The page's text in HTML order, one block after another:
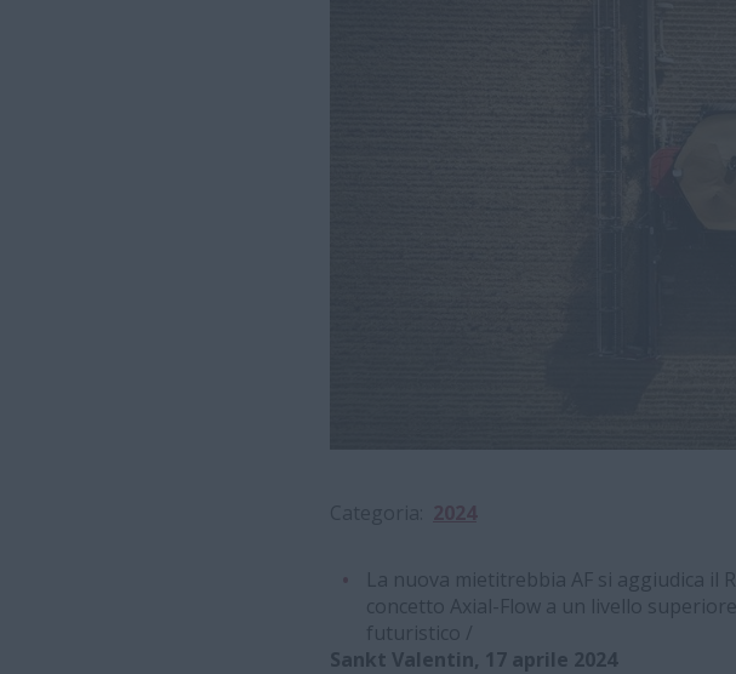
La nuova mietitrebbia AF si aggiudica
concetto Axial-Flow a un livello
futuristico /
Sankt Valentin, 17 aprile 2024